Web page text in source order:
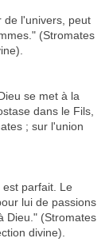
de l'univers, peut
(Stromates
se met à la
dans le Fils,
; sur l'union
parfait. Le
lui de passions
Dieu." (Stromates
divine).